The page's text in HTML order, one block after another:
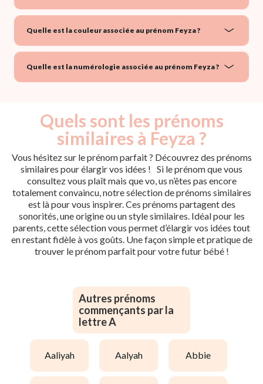
Quelle est la couleur associée au prénom Feyza ?
Quelle est la numérologie associée au prénom Feyza ?
Quels sont les prénoms
similaires à Feyza ?
Vous hésitez sur le prénom parfait ? Découvrez des prénoms
similaires pour élargir vos idées ! Si le prénom que vous
consultez vous plaît mais que vo, us n’êtes pas encore
totalement convaincu, notre sélection de prénoms similaires
est là pour vous inspirer. Ces prénoms partagent des
sonorités, une origine ou un style similaires. Idéal pour les
parents, cette sélection vous permet d’élargir vos idées tout
en restant fidèle à vos goûts. Une façon simple et pratique de
trouver le prénom parfait pour votre futur bébé !
Autres prénoms
commençants par la
lettre A
aaliyah aalyah abbie